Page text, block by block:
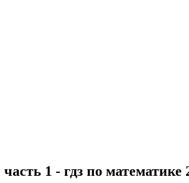
1 - гдз по